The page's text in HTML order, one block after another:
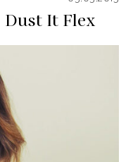
It Flex